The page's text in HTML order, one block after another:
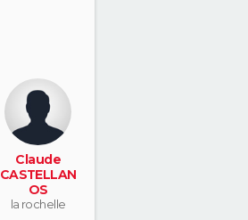
Claude
CASTELLAN
OS
la rochelle